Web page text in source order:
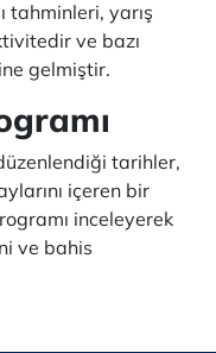
tahminleri, yarış
ve bazı
gelmiştir.
tarihler,
içeren bir
inceleyerek
ve bahis